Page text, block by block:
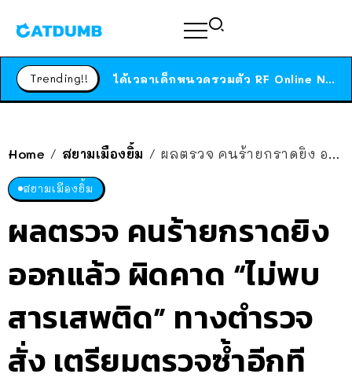
Trending!! ได้เวลาเด็กหนวดรวมตัว RF Online Next เปิดให้เล่นแล้ว เกม Sci-Fi MMORPG ระดับตำนาน เล่นได้ทั้งมือถือและ PC
Home / สยามเมืองยิ้ม / ผลตรวจ คนร้ายกราดยิง ออกแล้ว ผิดคาด “ไม่พบสารเสพติด” ทางตำรวจสั่ง เตรียมตรวจซ้ำอีกที
สยามเมืองยิ้ม
ผลตรวจ คนร้ายกราดยิง
ออกแล้ว ผิดคาด “ไม่พบ
สารเสพติด” ทางตำรวจ
สั่ง เตรียมตรวจซ้ำอีกที